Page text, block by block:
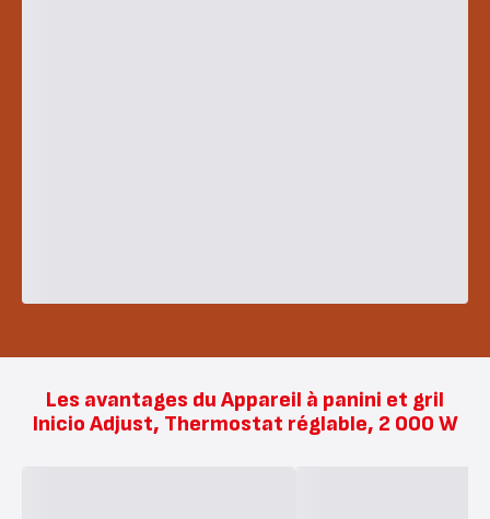
Les avantages du Appareil à panini et gril
Inicio Adjust, Thermostat réglable, 2 000 W